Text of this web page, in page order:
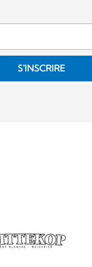
S'INSCRIRE